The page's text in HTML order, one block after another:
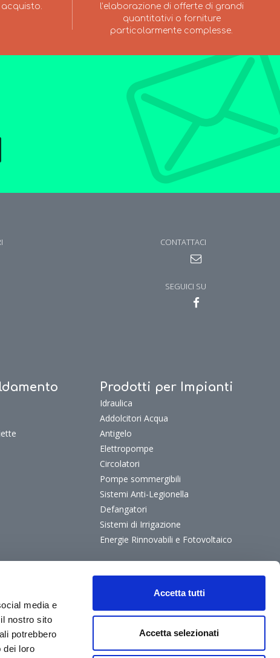
media e
nostro sito
potrebbero
dei loro
Accetta tutti
Accetta selezionati
acquisto.
l’elaborazione di offerte di grandi
quantitativi o forniture
particolarmente complesse.
CONTATTACI
SEGUICI SU
Prodotti per Impianti
Idraulica
Addolcitori Acqua
Antigelo
Elettropompe
Circolatori
Pompe sommergibili
Sistemi Anti-Legionella
Defangatori
Sistemi di Irrigazione
Energie Rinnovabili e Fotovoltaico